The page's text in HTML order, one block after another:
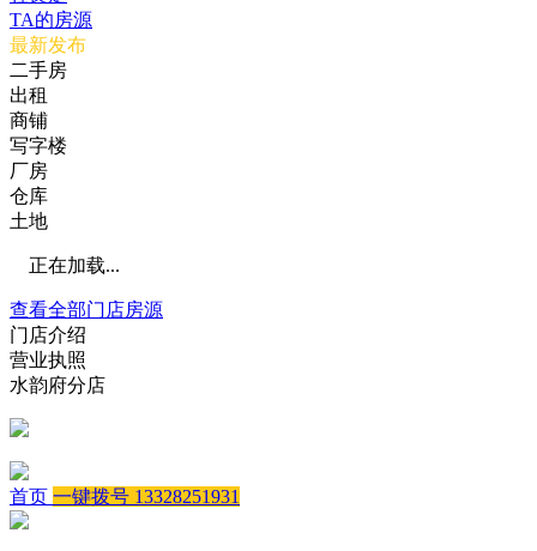
TA的房源
最新发布
二手房
出租
商铺
写字楼
厂房
仓库
土地
正在加载...
查看全部门店房源
门店介绍
营业执照
水韵府分店
首页 一键拨号 13328251931